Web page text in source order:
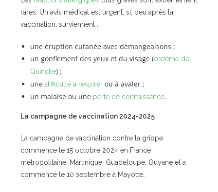
rares. Un avis médical est urgent, si, peu après la
vaccination, surviennent :
une éruption cutanée avec démangeaisons ;
un gonflement des yeux et du visage (œdème de
Quincke) ;
une difficulté à respirer ou à avaler ;
un malaise ou une perte de connaissance.
La campagne de vaccination 2024-2025
La campagne de vaccination contre la grippe
commence le 15 octobre 2024 en France
métropolitaine, Martinique, Guadeloupe, Guyane et a
commencé le 10 septembre à Mayotte..